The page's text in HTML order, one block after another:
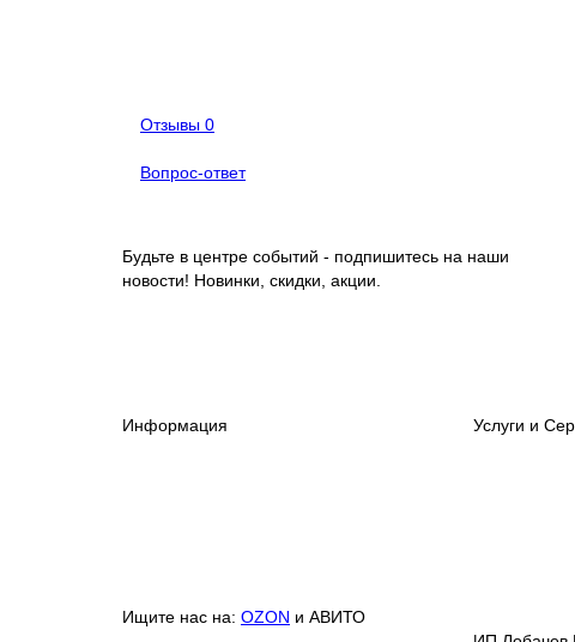
Отзывы 0
Вопрос-ответ
Будьте в центре событий - подпишитесь на наши
новости! Новинки, скидки, акции.
Информация
Услуги и
Ищите нас на: OZON и АВИТО